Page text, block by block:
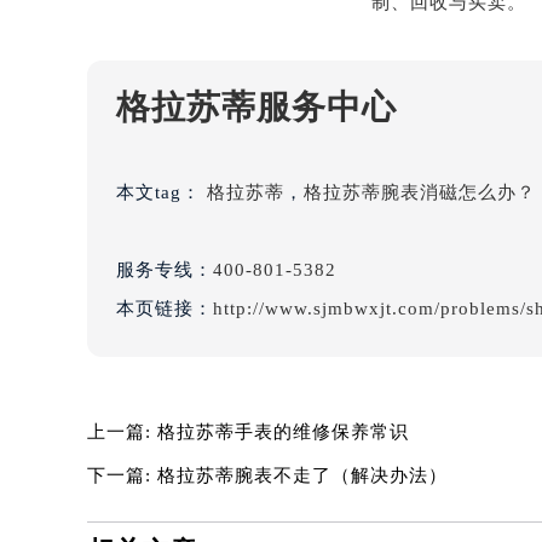
黑龙江省大庆市萨尔图区会战大街
黑龙江省黑河市爱辉区中央街格拉苏
黑龙江省鸡西市鸡冠区红军路格拉苏
黑龙江省牡丹江市东安区太平路格拉
黑龙江省绥化市北林区新华街与康
吉林省白山市浑江区浑江大街格拉苏
吉林省辽源市龙山区人民大街格拉
吉林省梅河口市新华街道梅河大街
格拉苏蒂服务中心
本文tag： 格拉苏蒂 ， 格拉苏蒂腕表消磁怎么办？
服务专线： 400-801-5382
本页链接： http://www.sjmbwxjt.com/problems/
上一篇: 格拉苏蒂手表的维修保养常识
下一篇: 格拉苏蒂腕表不走了（解决办法）